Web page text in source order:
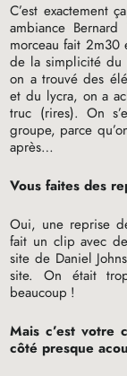
C’est exactement
ambiance
morceau fait
de la simplicité du
on a trouvé des
et du lycra, on a
truc (rires). On
groupe, parce
après…
Vous faites des
Oui, une reprise
fait un clip avec
site de Daniel
site. On était
beaucoup !
Mais c’est votre
côté presque